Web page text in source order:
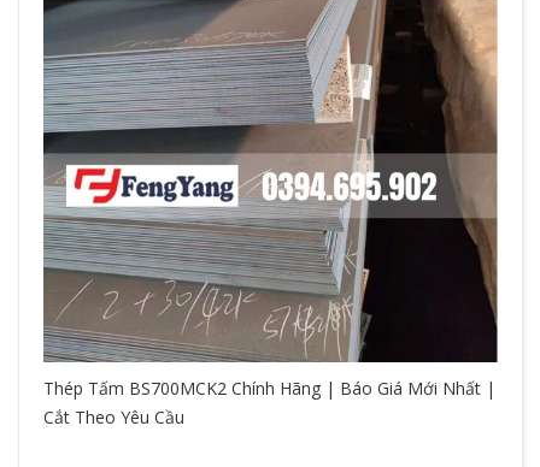
Thép Tấm BS700MCK2 Chính Hãng | Báo Giá Mới Nhất |
Cắt Theo Yêu Cầu